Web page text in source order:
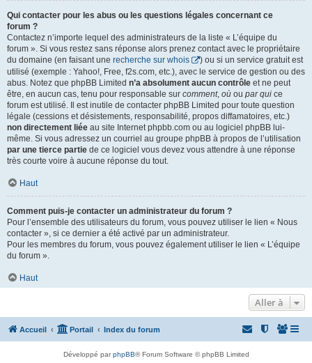
Qui contacter pour les abus ou les questions légales concernant ce
forum ?
Contactez n’importe lequel des administrateurs de la liste « L’équipe du
forum ». Si vous restez sans réponse alors prenez contact avec le propriétaire
du domaine (en faisant une recherche sur whois
) ou si un service gratuit est
utilisé (exemple : Yahoo!, Free, f2s.com, etc.), avec le service de gestion ou des
abus. Notez que phpBB Limited n’a absolument aucun contrôle et ne peut
être, en aucun cas, tenu pour responsable sur comment, où ou par qui ce
forum est utilisé. Il est inutile de contacter phpBB Limited pour toute question
légale (cessions et désistements, responsabilité, propos diffamatoires, etc.)
non directement liée au site Internet phpbb.com ou au logiciel phpBB lui-
même. Si vous adressez un courriel au groupe phpBB à propos de l’utilisation
par une tierce partie de ce logiciel vous devez vous attendre à une réponse
très courte voire à aucune réponse du tout.
Haut
Comment puis-je contacter un administrateur du forum ?
Pour l’ensemble des utilisateurs du forum, vous pouvez utiliser le lien « Nous
contacter », si ce dernier a été activé par un administrateur.
Pour les membres du forum, vous pouvez également utiliser le lien « L’équipe
du forum ».
Haut
Aller à
Accueil Portail Index du forum
Développé parphpBB® Forum Software © phpBB Limited